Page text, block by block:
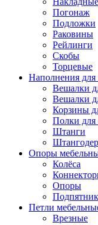
Погонаж
Подложки
Раковины
Рейлинги
Скобы
Торцевые
Наполнения
Вешалки
Вешалки
Корзины
Полки для
Штанги
Опоры
Колёса
Опоры
Петли
Врезные